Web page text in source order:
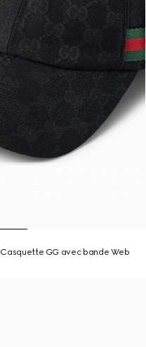
Casquette GG avec bande Web